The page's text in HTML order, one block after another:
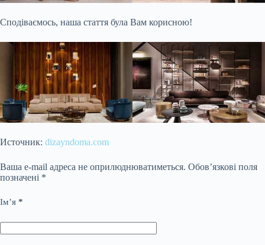
Сподіваємось, наша стаття була Вам корисною!
Источник: dizayndoma.com
Ваша e-mail адреса не оприлюднюватиметься. Обов’язкові поля
позначені *
Ім’я *